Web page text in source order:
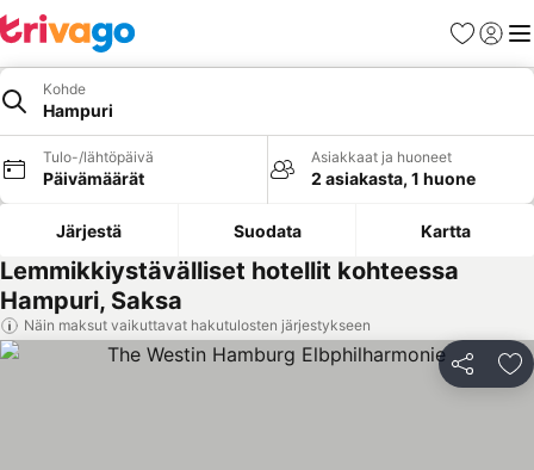
Suosikit
Kohde
Hampuri
Tulo-/lähtöpäivä
Päivämäärät
Asiakkaat ja huoneet
2 asiakasta, 1 huone
Järjestä Suodata Kartta
Lemmikkiystävälliset hotellit kohteessa
Hampuri, Saksa
Näin maksut vaikuttavat hakutulosten järjestykseen
Jaa